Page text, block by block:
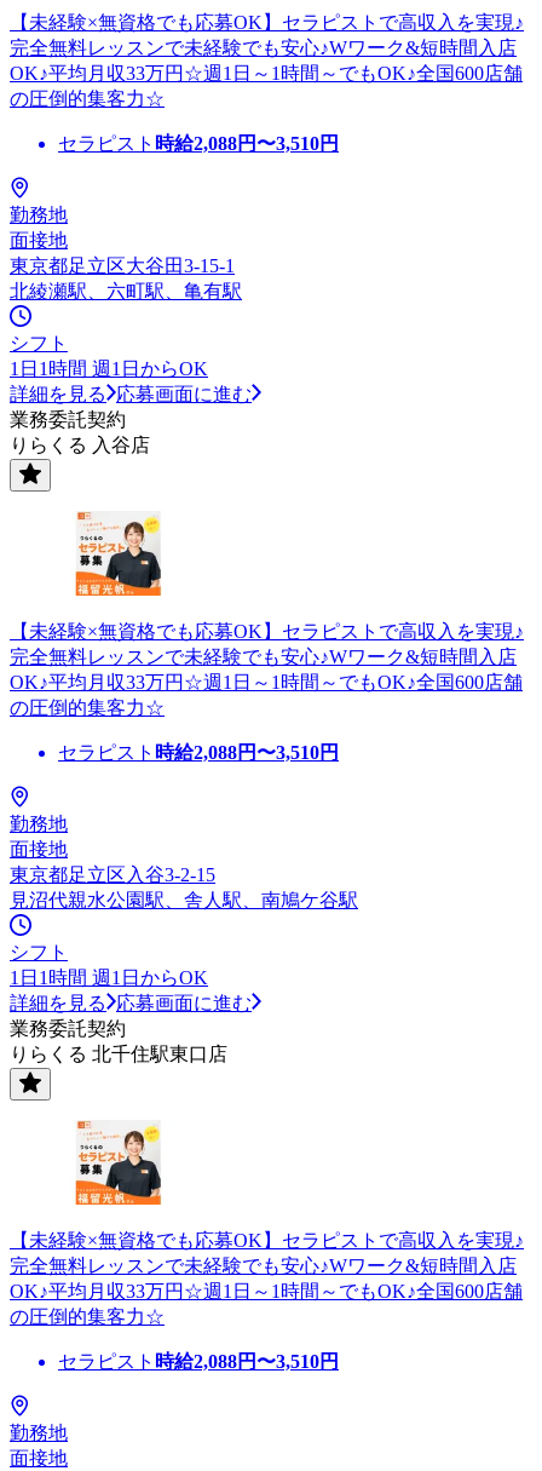
【未経験×無資格でも応募OK】セラピストで高収入を実現♪
完全無料レッスンで未経験でも安心♪Wワーク&短時間入店
OK♪平均月収33万円☆週1日～1時間～でもOK♪全国600店舗
の圧倒的集客力☆
セラピスト 時給2,088円〜3,510円
勤務地
面接地
東京都足立区大谷田3-15-1
北綾瀬駅、六町駅、亀有駅
シフト
1日1時間 週1日からOK
詳細を見る
応募画面に進む
業務委託契約
りらくる 入谷店
【未経験×無資格でも応募OK】セラピストで高収入を実現♪
完全無料レッスンで未経験でも安心♪Wワーク&短時間入店
OK♪平均月収33万円☆週1日～1時間～でもOK♪全国600店舗
の圧倒的集客力☆
セラピスト 時給2,088円〜3,510円
勤務地
面接地
東京都足立区入谷3-2-15
見沼代親水公園駅、舎人駅、南鳩ケ谷駅
シフト
1日1時間 週1日からOK
詳細を見る
応募画面に進む
業務委託契約
りらくる 北千住駅東口店
【未経験×無資格でも応募OK】セラピストで高収入を実現♪
完全無料レッスンで未経験でも安心♪Wワーク&短時間入店
OK♪平均月収33万円☆週1日～1時間～でもOK♪全国600店舗
の圧倒的集客力☆
セラピスト 時給2,088円〜3,510円
勤務地
面接地